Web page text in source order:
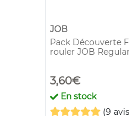
JOB
Pack Découverte
rouler JOB Regular
3,60€
En stock
(9